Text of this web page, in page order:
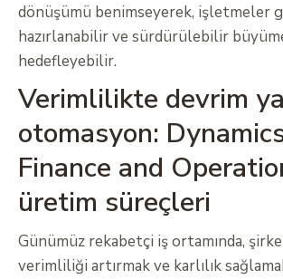
dönüşümü benimseyerek, işletmeler
hazırlanabilir ve sürdürülebilir
hedefleyebilir.
Verimlilikte devrim
otomasyon:
Finance and
üretim süreçleri
Günümüz rekabetçi iş ortamında,
verimliliği artırmak ve karlılık